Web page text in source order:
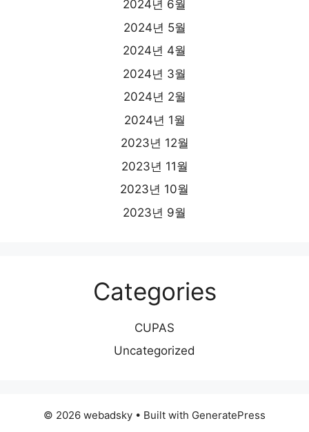
2024년 6월
2024년 5월
2024년 4월
2024년 3월
2024년 2월
2024년 1월
2023년 12월
2023년 11월
2023년 10월
2023년 9월
Categories
CUPAS
Uncategorized
© 2026 webadsky • Built with GeneratePress